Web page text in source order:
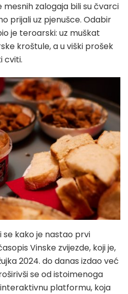
mesnih zalogaja bili su čvarci
prijali uz pjenušce. Odabir
je teroarski: uz muškat
kroštule, a u viški prošek
cviti.
se kako je nastao prvi
Vinske zvijezde, koji je,
2024. do danas izdao već
se od istoimenoga
platformu, koja